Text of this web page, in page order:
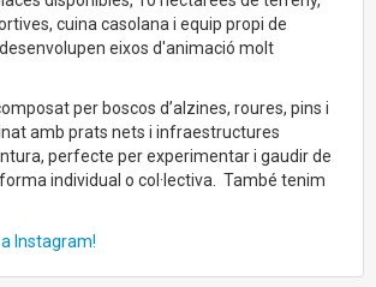
cuina casolana i equip propi de
eixos d'animació molt
per boscos d’alzines, roures, pins i
amb prats nets i infraestructures
perfecte per experimentar i gaudir de
individual o col·lectiva. També tenim
Instagram!